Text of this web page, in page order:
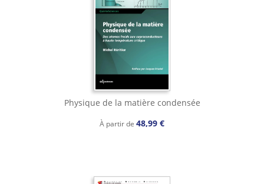
Physique de la matière condensée
À partir de 48,99 €